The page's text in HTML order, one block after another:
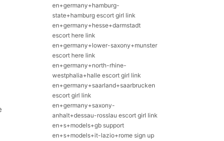
en+germany+hamburg-
state+hamburg escort girl link
en+germany+hesse+darmstadt
escort here link
en+germany+lower-saxony+munster
escort here link
en+germany+north-rhine-
westphalia+halle escort girl link
en+germany+saarland+saarbrucken
escort girl link
en+germany+saxony-
anhalt+dessau-rosslau escort girl link
en+s+models+gb support
en+s+models+it-lazio+rome sign up